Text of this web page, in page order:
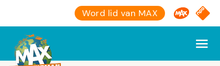
Word lid van MAX Omroep
NPO